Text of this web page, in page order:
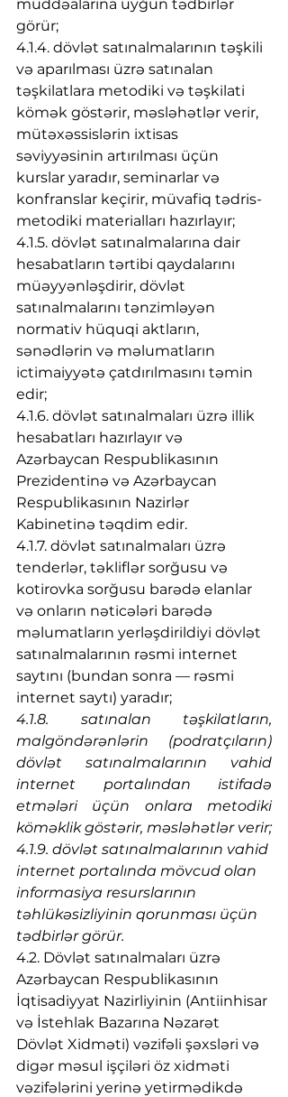
müddəalarına uyğun tədbirlər
görür;
4.1.4. dövlət satınalmalarının təşkili
və aparılması üzrə satınalan
təşkilatlara metodiki və təşkilati
kömək göstərir, məsləhətlər verir,
mütəxəssislərin ixtisas
səviyyəsinin artırılması üçün
kurslar yaradır, seminarlar və
konfranslar keçirir, müvafiq tədris-
metodiki materialları hazırlayır;
4.1.5. dövlət satınalmalarına dair
hesabatların tərtibi qaydalarını
müəyyənləşdirir, dövlət
satınalmalarını tənzimləyən
normativ hüquqi aktların,
sənədlərin və məlumatların
ictimaiyyətə çatdırılmasını təmin
edir;
4.1.6. dövlət satınalmaları üzrə illik
hesabatları hazırlayır və
Azərbaycan Respublikasının
Prezidentinə və Azərbaycan
Respublikasının Nazirlər
Kabinetinə təqdim edir.
4.1.7. dövlət satınalmaları üzrə
tenderlər, təkliflər sorğusu və
kotirovka sorğusu barədə elanlar
və onların nəticələri barədə
məlumatların yerləşdirildiyi dövlət
satınalmalarının rəsmi internet
saytını (bundan sonra — rəsmi
internet saytı) yaradır;
4.1.8. satınalan təşkilatların,
malgöndərənlərin (podratçıların)
dövlət satınalmalarının vahid
internet portalından istifadə
etmələri üçün onlara metodiki
köməklik göstərir, məsləhətlər verir;
4.1.9. dövlət satınalmalarının vahid
internet portalında mövcud olan
informasiya resurslarının
təhlükəsizliyinin qorunması üçün
tədbirlər görür.
4.2. Dövlət satınalmaları üzrə
Azərbaycan Respublikasının
İqtisadiyyat Nazirliyinin (Antiinhisar
və İstehlak Bazarına Nəzarət
Dövlət Xidməti) vəzifəli şəxsləri və
digər məsul işçiləri öz xidməti
vəzifələrini yerinə yetirmədikdə